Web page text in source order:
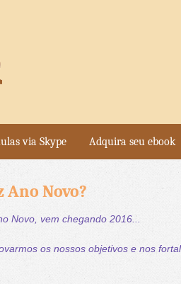
via Skype Adquira seu ebook
Ano Novo?
Novo, vem chegando 2016...
os nossos objetivos e nos